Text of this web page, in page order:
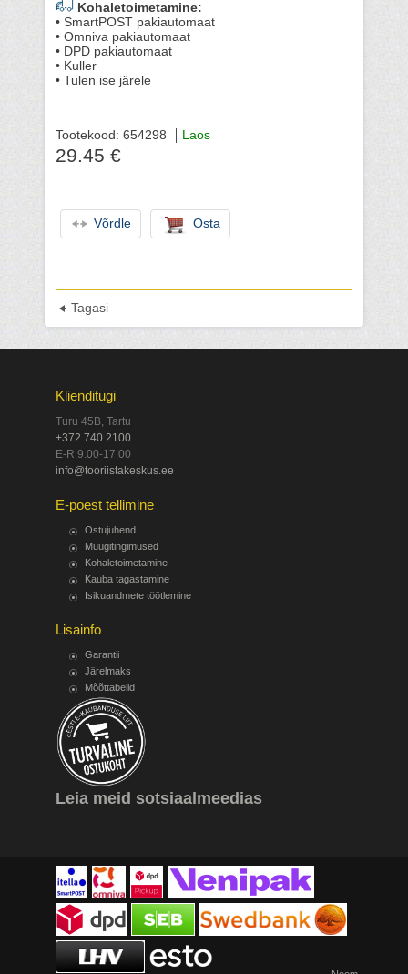
Kohaletoimetamine:
• SmartPOST pakiautomaat
• Omniva pakiautomaat
• DPD pakiautomaat
• Kuller
• Tulen ise järele
Tootekood: 654298 Laos
29.45 €
Võrdle Osta
Tagasi
Klienditugi
Turu 45B, Tartu
+372 740 2100
E-R 9.00-17.00
info@tooriistakeskus.ee
E-poest tellimine
Ostujuhend
Müügitingimused
Kohaletoimetamine
Kauba tagastamine
Isikuandmete töötlemine
Lisainfo
Garantii
Järelmaks
Mõõttabelid
Leia meid sotsiaalmeedias